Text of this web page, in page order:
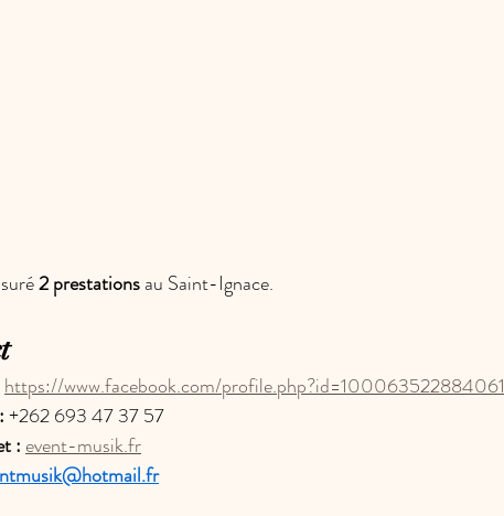
2 prestations au Saint-Ignace.
https://www.facebook.com/profile.php?id=100063522884061
+262 693 47 37 57
: event-musik.fr